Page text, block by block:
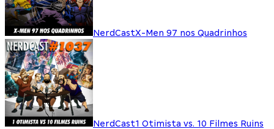
NerdCastX-Men 97 nos Quadrinhos
NerdCast1 Otimista vs. 10 Filmes Ruins